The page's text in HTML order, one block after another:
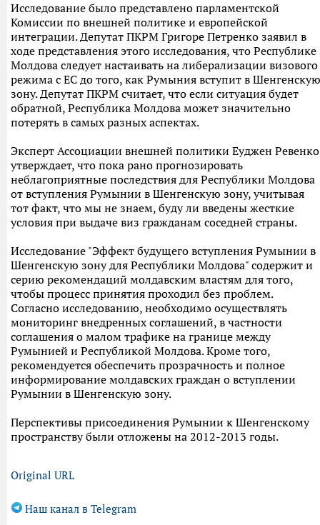
Исследование было представлено парламентской
Комиссии по внешней политике и европейской
интеграции. Депутат ПКРМ Григоре Петренко заявил в
ходе представления этого исследования, что Республике
Молдова следует настаивать на либерализации визового
режима с ЕС до того, как Румыния вступит в Шенгенскую
зону. Депутат ПКРМ считает, что если ситуация будет
обратной, Республика Молдова может значительно
потерять в самых разных аспектах.
Эксперт Ассоциации внешней политики Еуджен Ревенко
утверждает, что пока рано прогнозировать
неблагоприятные последствия для Республики Молдова
от вступления Румынии в Шенгенскую зону, учитывая
тот факт, что мы не знаем, буду ли введены жесткие
условия при выдаче виз гражданам соседней страны.
Исследование "Эффект будущего вступления Румынии в
Шенгенскую зону для Республики Молдова" содержит и
серию рекомендаций молдавским властям для того,
чтобы процесс принятия проходил без проблем.
Согласно исследованию, необходимо осуществлять
мониторинг внедренных соглашений, в частности
соглашения о малом трафике на границе между
Румынией и Республикой Молдова. Кроме того,
рекомендуется обеспечить прозрачность и полное
информирование молдавских граждан о вступлении
Румынии в Шенгенскую зону.
Перспективы присоединения Румынии к Шенгенскому
пространству были отложены на 2012-2013 годы.
Original URL
Наш канал в Telegram